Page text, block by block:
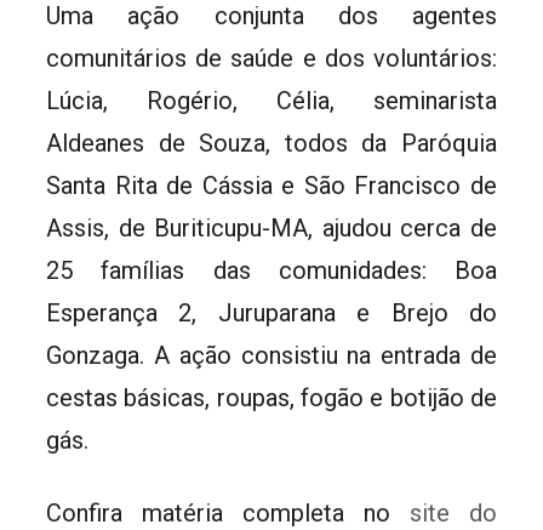
Uma ação conjunta dos agentes
comunitários de saúde e dos voluntários:
Lúcia, Rogério, Célia, seminarista
Aldeanes de Souza, todos da Paróquia
Santa Rita de Cássia e São Francisco de
Assis, de Buriticupu-MA, ajudou cerca de
25 famílias das comunidades: Boa
Esperança 2, Juruparana e Brejo do
Gonzaga. A ação consistiu na entrada de
cestas básicas, roupas, fogão e botijão de
gás.
Confira matéria completa no site do